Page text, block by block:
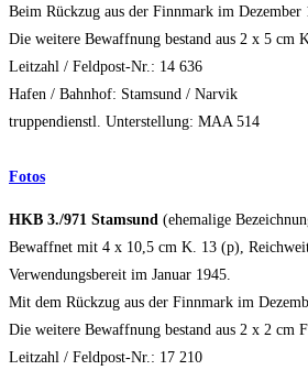
Beim Rückzug aus der Finnmark im
Die weitere Bewaffnung bestand aus 2 x 5
Leitzahl / Feldpost-Nr.: 14 636
Hafen / Bahnhof: Stamsund / Narvik
truppendienstl. Unterstellung: MAA 514
Fotos
HKB 3./971 Stamsund (ehemalige
Bewaffnet mit 4 x 10,5 cm K. 13 (p),
Verwendungsbereit im Januar 1945.
Mit dem Rückzug aus der Finnmark im
Die weitere Bewaffnung bestand aus 2 x 2
Leitzahl / Feldpost-Nr.: 17 210